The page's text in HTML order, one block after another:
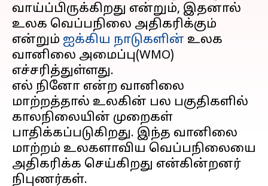
வாய்ப்பிருக்கிறது என்றும், இதனால்
உலக வெப்பநிலை அதிகரிக்கும்
என்றும் ஐக்கிய நாடுகளின் உலக
வானிலை அமைப்பு(WMO)
எச்சரித்துள்ளது.
எல் நினோ என்ற வானிலை
மாற்றத்தால் உலகின் பல பகுதிகளில்
காலநிலையின் முறைகள்
பாதிக்கப்படுகிறது. இந்த வானிலை
மாற்றம் உலகளாவிய வெப்பநிலையை
அதிகரிக்க செய்கிறது என்கின்றனர்
நிபுணர்கள்.